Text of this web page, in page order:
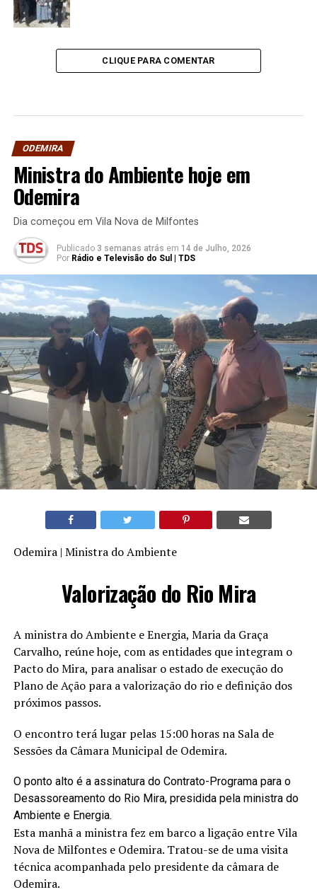
CLIQUE PARA COMENTAR
ODEMIRA
Ministra do Ambiente hoje em
Odemira
Dia começou em Vila Nova de Milfontes
Publicado 3 semanas atrás em 14 de Julho, 2026
Por Rádio e Televisão do Sul | TDS
Odemira | Ministra do Ambiente
Valorização do Rio Mira
A ministra do Ambiente e Energia, Maria da Graça
Carvalho, reúne hoje, com as entidades que integram o
Pacto do Mira, para analisar o estado de execução do
Plano de Ação para a valorização do rio e definição dos
próximos passos.
O encontro terá lugar pelas 15:00 horas na Sala de
Sessões da Câmara Municipal de Odemira.
O ponto alto é a assinatura do Contrato-Programa para o
Desassoreamento do Rio Mira, presidida pela ministra do
Ambiente e Energia.
Esta manhã a ministra fez em barco a ligação entre Vila
Nova de Milfontes e Odemira. Tratou-se de uma visita
técnica acompanhada pelo presidente da câmara de
Odemira.